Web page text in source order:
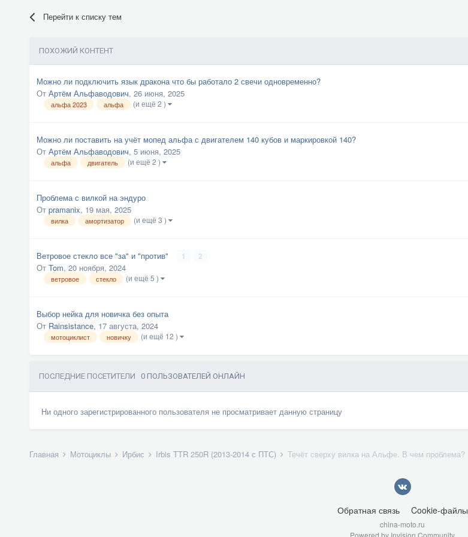
Перейти к списку тем
ПОХОЖИЙ КОНТЕНТ
Можно ли подключить язык дракона что бы работало 2 свечи одновременно?
От Артём Альфаводович, 26 июня, 2025
альфа 2023 альфа (и ещё 2 )
Можно ли поставить на учёт мопед альфа с двигателем 140 кубов и маркировкой 140?
От Артём Альфаводович, 5 июня, 2025
альфа двигатель (и ещё 2 )
Проблема с вилкой на эндуро
От pramanix, 19 мая, 2025
вилка амортизатор (и ещё 3 )
Ветровое стекло все "за" и "против" 1 2
От Tom, 20 ноября, 2024
ветровое стекло (и ещё 5 )
Выбор нейка для новичка без опыта
От Rainsistance, 17 августа, 2024
мотоциклист новичку (и ещё 12 )
ПОСЛЕДНИЕ ПОСЕТИТЕЛИ 0 ПОЛЬЗОВАТЕЛЕЙ ОНЛАЙН
Ни одного зарегистрированного пользователя не просматривает данную страницу
Главная Мотоциклы Ирбис Irbis TTR 250R (2013-2014 с ПТС) Течёт сверху вилка на Альфе. В чем проблема?
Обратная связь Cookie-файлы
china-moto.ru
Powered by Invision Community